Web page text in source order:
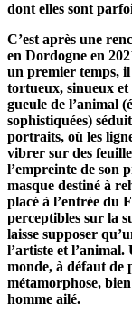
dont elles sont
C’est après une
en Dordogne en
un premier temps, il
tortueux, sinueux et
gueule de l’animal
sophistiquées)
portraits, où les
vibrer sur des
l’empreinte de son
masque destiné à
placé à l’entrée du
perceptibles sur la
laisse supposer
l’artiste et l’animal.
monde, à défaut de
métamorphose,
homme ailé.